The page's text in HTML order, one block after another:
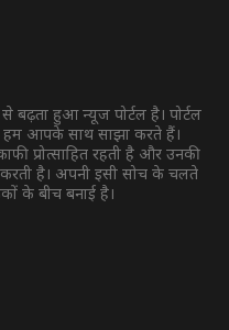
बढ़ता हुआ न्यूज पोर्टल है। पोर्टल
हम आपके साथ साझा करते हैं।
प्रोत्साहित रहती है और उनकी
है। अपनी इसी सोच के चलते
के बीच बनाई है।